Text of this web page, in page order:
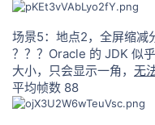
场景5：地点2，全屏缩
？？？Oracle 的 JDK 似
大小，只会显示一角， 无
平均帧数 88